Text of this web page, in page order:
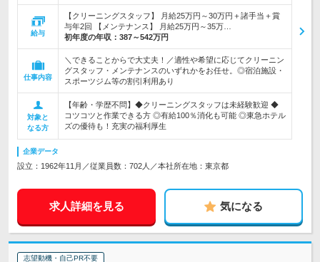
給与
【クリーニングスタッフ】 月給25万円～30万円＋諸手当＋賞
与年2回 【メンテナンス】 月給25万円～35万…
初年度の年収： 387～542万円
仕事内容
＼できることからで大丈夫！／適性や希望に応じてクリーニン
グスタッフ・メンテナンスのいずれかをお任せ。◎宿泊施設・
スポーツジム等の割引利用あり
対象と
なる方
【年齢・学歴不問】◆クリーニングスタッフは未経験歓迎 ◆
コツコツと作業できる方 ◎有給100％消化も可能 ◎東急ホテル
ズの優待も！充実の福利厚生
企業データ
設立：1962年11月／従業員数：702人／本社所在地：東京都
求人詳細を見る 気になる
志望動機・自己PR不要